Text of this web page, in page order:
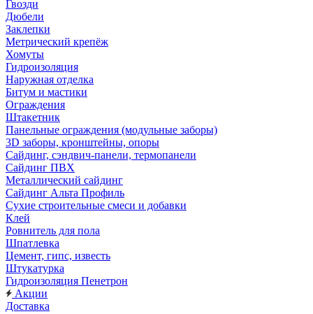
Гвозди
Дюбели
Заклепки
Метрический крепёж
Хомуты
Гидроизоляция
Наружная отделка
Битум и мастики
Ограждения
Штакетник
Панельные ограждения (модульные заборы)
3D заборы, кронштейны, опоры
Cайдинг, сэндвич-панели, термопанели
Сайдинг ПВХ
Металлический сайдинг
Сайдинг Альта Профиль
Сухие строительные смеси и добавки
Клей
Ровнитель для пола
Шпатлевка
Цемент, гипс, известь
Штукатурка
Гидроизоляция Пенетрон
Акции
Доставка